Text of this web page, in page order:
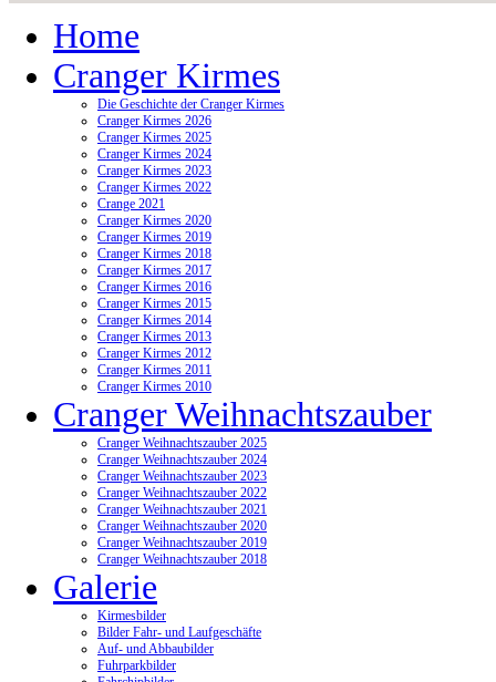
Home
Cranger Kirmes
Die Geschichte der Cranger Kirmes
Cranger Kirmes 2026
Cranger Kirmes 2025
Cranger Kirmes 2024
Cranger Kirmes 2023
Cranger Kirmes 2022
Crange 2021
Cranger Kirmes 2020
Cranger Kirmes 2019
Cranger Kirmes 2018
Cranger Kirmes 2017
Cranger Kirmes 2016
Cranger Kirmes 2015
Cranger Kirmes 2014
Cranger Kirmes 2013
Cranger Kirmes 2012
Cranger Kirmes 2011
Cranger Kirmes 2010
Cranger Weihnachtszauber
Cranger Weihnachtszauber 2025
Cranger Weihnachtszauber 2024
Cranger Weihnachtszauber 2023
Cranger Weihnachtszauber 2022
Cranger Weihnachtszauber 2021
Cranger Weihnachtszauber 2020
Cranger Weihnachtszauber 2019
Cranger Weihnachtszauber 2018
Galerie
Kirmesbilder
Bilder Fahr- und Laufgeschäfte
Auf- und Abbaubilder
Fuhrparkbilder